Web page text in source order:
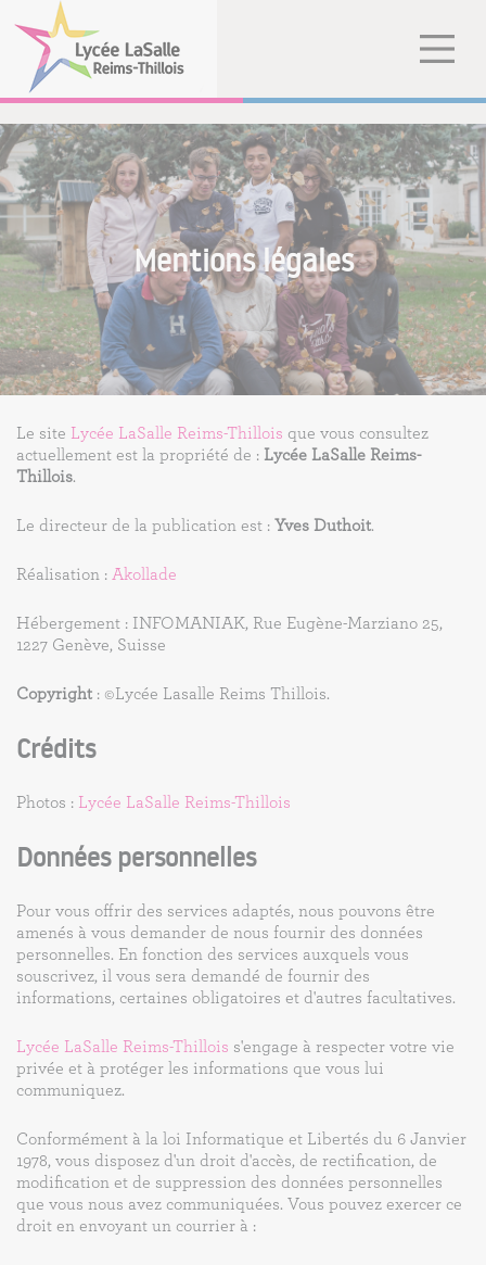
Mentions légales
Le site Lycée LaSalle Reims-Thillois que vous consultez
actuellement est la propriété de : Lycée LaSalle Reims-
Thillois.
Le directeur de la publication est : Yves Duthoit.
Réalisation : Akollade
Hébergement : INFOMANIAK, Rue Eugène-Marziano 25,
1227 Genève, Suisse
Copyright : ©Lycée Lasalle Reims Thillois.
Crédits
Photos : Lycée LaSalle Reims-Thillois
Données personnelles
Pour vous offrir des services adaptés, nous pouvons être
amenés à vous demander de nous fournir des données
personnelles. En fonction des services auxquels vous
souscrivez, il vous sera demandé de fournir des
informations, certaines obligatoires et d'autres facultatives.
Lycée LaSalle Reims-Thillois s'engage à respecter votre vie
privée et à protéger les informations que vous lui
communiquez.
Conformément à la loi Informatique et Libertés du 6 Janvier
1978, vous disposez d'un droit d'accès, de rectification, de
modification et de suppression des données personnelles
que vous nous avez communiquées. Vous pouvez exercer ce
droit en envoyant un courrier à :